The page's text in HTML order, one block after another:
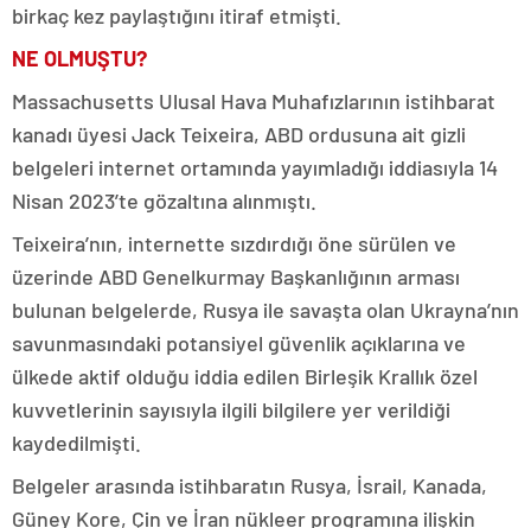
birkaç kez paylaştığını itiraf etmişti.
NE OLMUŞTU?
Massachusetts Ulusal Hava Muhafızlarının istihbarat
kanadı üyesi Jack Teixeira, ABD ordusuna ait gizli
belgeleri internet ortamında yayımladığı iddiasıyla 14
Nisan 2023’te gözaltına alınmıştı.
Teixeira’nın, internette sızdırdığı öne sürülen ve
üzerinde ABD Genelkurmay Başkanlığının arması
bulunan belgelerde, Rusya ile savaşta olan Ukrayna’nın
savunmasındaki potansiyel güvenlik açıklarına ve
ülkede aktif olduğu iddia edilen Birleşik Krallık özel
kuvvetlerinin sayısıyla ilgili bilgilere yer verildiği
kaydedilmişti.
Belgeler arasında istihbaratın Rusya, İsrail, Kanada,
Güney Kore, Çin ve İran nükleer programına ilişkin